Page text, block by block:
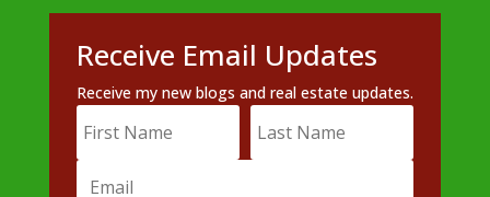
Receive Email Updates
Receive my new blogs and real estate updates.